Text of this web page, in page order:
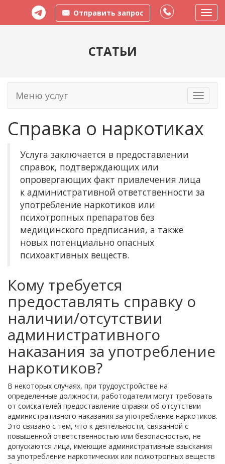
Отправить запрос
меню
СТАТЬИ
Toggle
Меню услуг
Справка о наркотиках
Услуга заключается в предоставлении
справок, подтверждающих или
опровергающих факт привлечения лица
к административной ответственности за
употребление наркотиков или
психотропных препаратов без
медицинского предписания, а также
новых потенциально опасных
психоактивных веществ.
Кому требуется
предоставлять справку о
наличии/отсутствии
административного
наказания за употребление
наркотиков?
В некоторых случаях, при трудоустройстве на
определенные должности, работодатели могут требовать
от соискателей предоставление справки об отсутствии
административного наказания за употребление наркотиков.
Это связано с тем, что к деятельности, связанной с
повышенной ответственностью или безопасностью, не
допускаются лица, имеющие административные взыскания
за употребление наркотических или психотропных веществ